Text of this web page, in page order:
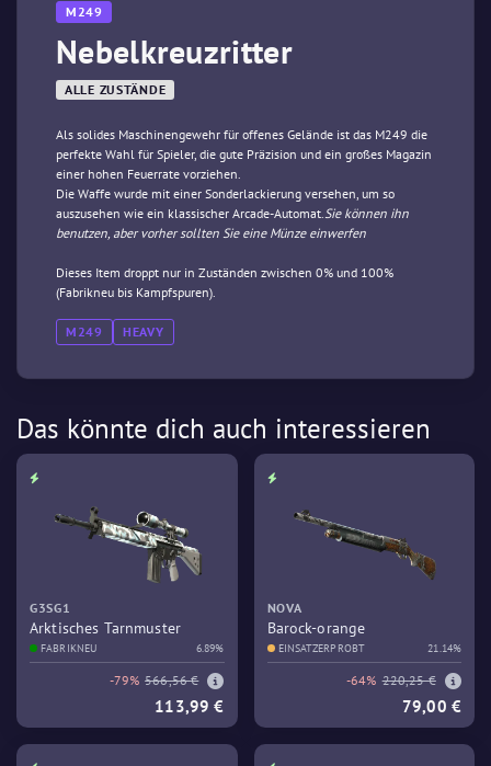
M249
Nebelkreuzritter
ALLE ZUSTÄNDE
Als solides Maschinengewehr für offenes Gelände ist das M249 die
perfekte Wahl für Spieler, die gute Präzision und ein großes Magazin
einer hohen Feuerrate vorziehen.
Die Waffe wurde mit einer Sonderlackierung versehen, um so
auszusehen wie ein klassischer Arcade-Automat.Sie können ihn
benutzen, aber vorher sollten Sie eine Münze einwerfen
Dieses Item droppt nur in Zuständen zwischen 0% und 100%
(Fabrikneu bis Kampfspuren).
M249 HEAVY
Das könnte dich auch interessieren
G3SG1
Arktisches Tarnmuster
FABRIKNEU 6.89%
-79% 566,56 €
113,99 €
NOVA
Barock-orange
EINSATZERPROBT 21.14%
-64% 220,25 €
79,00 €